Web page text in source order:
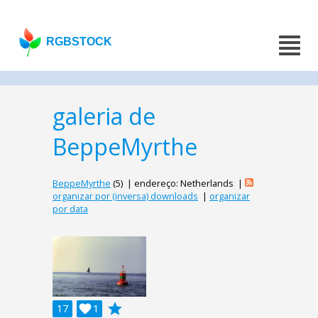
RGBSTOCK
galeria de
BeppeMyrthe
BeppeMyrthe (5) | endereço: Netherlands |
organizar por (inversa) downloads | organizar
por data
17 1

grade